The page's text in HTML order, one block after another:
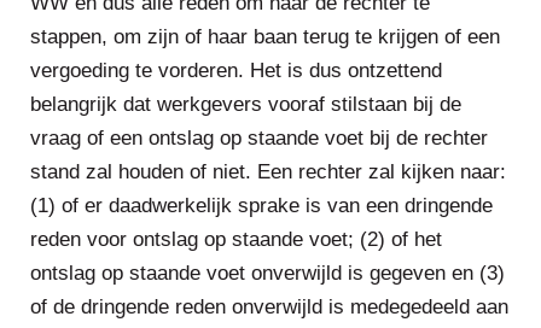
stappen, om zijn of haar baan terug te krijgen of een
vergoeding te vorderen. Het is dus ontzettend
belangrijk dat werkgevers vooraf stilstaan bij de
vraag of een ontslag op staande voet bij de rechter
stand zal houden of niet. Een rechter zal kijken naar:
(1) of er daadwerkelijk sprake is van een dringende
reden voor ontslag op staande voet; (2) of het
ontslag op staande voet onverwijld is gegeven en (3)
of de dringende reden onverwijld is medegedeeld aan